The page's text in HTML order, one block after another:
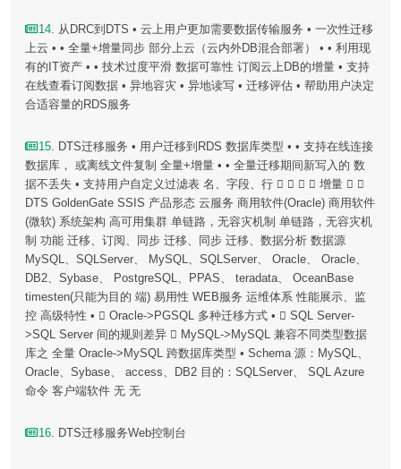
14. 从DRC到DTS • 云上用户更加需要数据传输服务 • 一次性迁移
上云 • • 全量+增量同步 部分上云（云内外DB混合部署） • • 利用现
有的IT资产 • • 技术过度平滑 数据可靠性 订阅云上DB的增量 • 支持
在线查看订阅数据 • 异地容灾 • 异地读写 • 迁移评估 • 帮助用户决定
合适容量的RDS服务
15. DTS迁移服务 • 用户迁移到RDS 数据库类型 • • 支持在线连接
数据库， 或离线文件复制 全量+增量 • • 全量迁移期间新写入的 数
据不丢失 • 支持用户自定义过滤表 名、字段、行     增量  
DTS GoldenGate SSIS 产品形态 云服务 商用软件(Oracle) 商用软件
(微软) 系统架构 高可用集群 单链路，无容灾机制 单链路，无容灾机
制 功能 迁移、订阅、同步 迁移、同步 迁移、数据分析 数据源
MySQL、SQLServer、 MySQL、SQLServer、 Oracle、 Oracle、
DB2、Sybase、 PostgreSQL、PPAS、 teradata、 OceanBase
timesten(只能为目的 端) 易用性 WEB服务 运维体系 性能展示、监
控 高级特性 •  Oracle->PGSQL 多种迁移方式 •  SQL Server-
>SQL Server 间的规则差异  MySQL->MySQL 兼容不同类型数据
库之 全量 Oracle->MySQL 跨数据库类型 • Schema 源：MySQL、
Oracle、Sybase、 access、DB2 目的：SQLServer、 SQL Azure
命令 客户端软件 无 无
16. DTS迁移服务Web控制台